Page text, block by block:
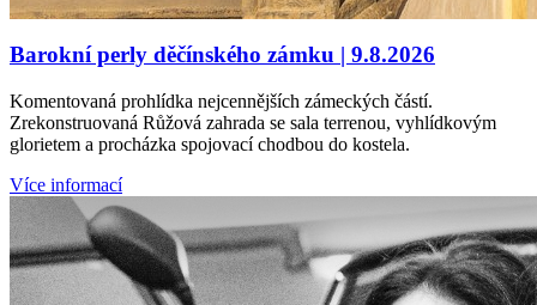
Barokní perly děčínského zámku | 9.8.2026
Komentovaná prohlídka nejcennějších zámeckých částí.
Zrekonstruovaná Růžová zahrada se sala terrenou, vyhlídkovým
glorietem a procházka spojovací chodbou do kostela.
Více informací